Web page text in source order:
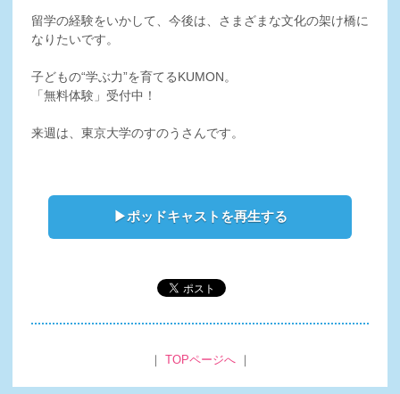
留学の経験をいかして、今後は、さまざまな文化の架け橋に
なりたいです。
子どもの“学ぶ力”を育てるKUMON。
「無料体験」受付中！
来週は、東京大学のすのうさんです。
▶ポッドキャストを再生する
｜ TOPページへ｜